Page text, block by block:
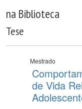
na Biblioteca
Tese
Mestrado
de Vida